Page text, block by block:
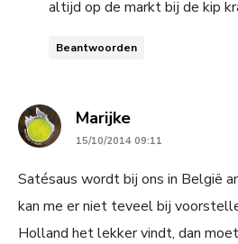
altijd op de markt bij de kip
Beantwoorden
Marijkesays:
15/10/2014 09:11
Satésaus wordt bij ons in België
kan me er niet teveel bij
Holland het lekker vindt, dan